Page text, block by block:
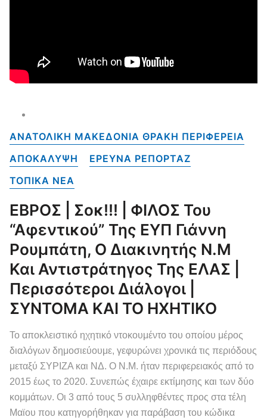
ΑΝΑΤΟΛΙΚΗ ΜΑΚΕΔΟΝΙΑ ΘΡΑΚΗ ΠΕΡΙΦΕΡΕΙΑ
ΑΠΟΚΑΛΥΨΗ
ΕΡΕΥΝΑ ΡΕΠΟΡΤΑΖ
ΤΟΠΙΚΑ NEA
ΕΒΡΟΣ | Σοκ!!! | ΦΙΛΟΣ Του
“αφεντικού” Της ΕΥΠ Γιάννη
Ρουμπάτη, Ο Διακινητής Ν.Μ
Και Αντιστράτηγος Της ΕΛΑΣ |
Περισσότεροι Διάλογοι |
ΣΥΝΤΟΜΑ ΚΑΙ ΤΟ ΗΧΗΤΙΚΟ
Το αποκλειστικό ηχητικό ντοκουμέντο του οποίου μέρος
διαλόγων δημοσιεύουμε, γεφυρώνει χρονικά τις περιόδους
μεταξύ ΣΥΡΙΖΑ και ΝΔ. Ο Ν.Μ. ήταν περιφερειακός από το
2015 έως το 2020. Συνεπώς έχαιρε εκτίμησης και των δύο
κομμάτων. Οι 3 από τους 5 συλληφθέντες προς στα τέλη
Μαϊου που κατηγορήθηκαν για παράβαση του κώδικα